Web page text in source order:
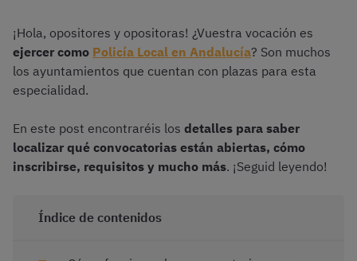
¡Hola, opositores y opositoras! ¿Vuestra vocación es
ejercer como Policía Local en Andalucía? Son muchos
los ayuntamientos que cuentan con plazas para esta
especialidad.
En este post encontraréis los detalles para saber
localizar qué convocatorias están abiertas, cómo
inscribirse, requisitos y mucho más. ¡Seguid leyendo!
Índice de contenidos